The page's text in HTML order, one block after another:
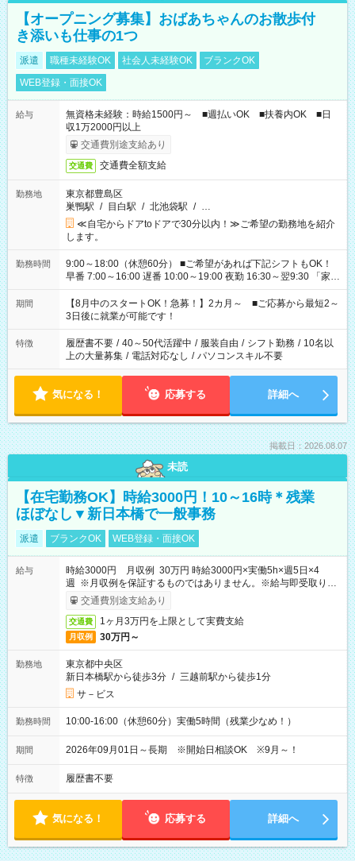
【オープニング募集】おばあちゃんのお散歩付
き添いも仕事の1つ
派遣 職種未経験OK 社会人未経験OK
ブランクOK
WEB登録・面接OK
給与
無資格未経験：時給1500円～ ■週払いOK ■扶養内OK ■日
収1万2000円以上
交通費別途支給あり
交通費 交通費全額支給
勤務地
東京都豊島区
巣鴨駅 / 目白駅 / 北池袋駅 / …
≪自宅からドアtoドアで30分以内！≫ご希望の勤務地を紹介
します。
勤務時間
9:00～18:00（休憩60分） ■ご希望があれば下記シフトもOK！
早番 7:00～16:00 遅番 10:00～19:00 夜勤 16:30～翌9:30 「家族
と休みを合わせたい」 「余裕を持って夕飯の準備がしたい」
「できれば残業はしたくない」 など、ご希望を教えてください
ね。 ※Wワーク希望の方へ 今ご覧のお仕事で希望する勤務時間
と、もう1つのお仕事の勤務時間。 合計で週40時間を超える場
合は応募できません。
期間
【8月中のスタートOK！急募！】2カ月～ ■ご応募から最短2～
3日後に就業が可能です！
特徴 履歴書不要 / 40～50代活躍中 / 服装自由 / シフト勤務 / 10名以
上の大量募集 / 電話対応なし / パソコンスキル不要
気になる！ 応募する 詳細へ
掲載日：2026.08.07
未読
【在宅勤務OK】時給3000円！10～16時＊残業
ほぼなし▼新日本橋で一般事務
派遣 ブランクOK WEB登録・面接OK
給与
時給3000円 月収例 30万円 時給3000円×実働5h×週5日×4
週 ※月収例を保証するものではありません。※給与即受取りサ
ービス利用可（利用条件有）
交通費別途支給あり
交通費 1ヶ月3万円を上限として実費支給
月収例 30万円～
勤務地
東京都中央区
新日本橋駅から徒歩3分 / 三越前駅から徒歩1分
サ－ビス
勤務時間 10:00-16:00（休憩60分）実働5時間（残業少なめ！）
期間 2026年09月01日～長期 ※開始日相談OK ※9月～！
特徴 履歴書不要
気になる！ 応募する 詳細へ